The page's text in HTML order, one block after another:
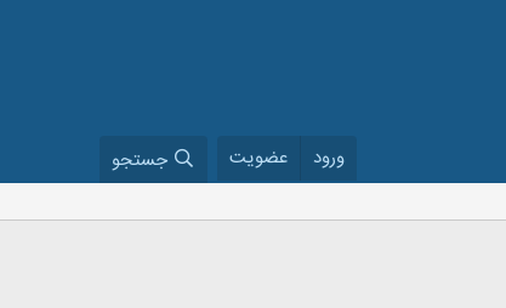
ورود عضویت جستجو